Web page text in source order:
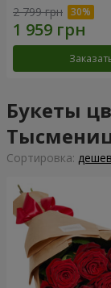
2 799 грн
Букеты
Cортировка: